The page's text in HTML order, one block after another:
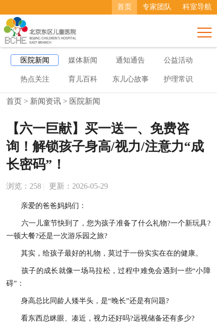
科室导航
专家团队
首页

医院新闻 媒体新闻 通知通告 公益活动
热点关注 育儿百科 东儿心故事 护理常识
首页 > 新闻资讯 > 医院新闻
【六一巨献】买一送一、免费咨
询！解锁孩子身高/视力/注意力“成
长密码”！
浏览：258 | 更新：2026-05-29
亲爱的爸爸妈妈们：
六一儿童节快到了，您为孩子准备了什么礼物?一个新玩具?
一顿大餐?还是一次游乐园之旅?
其实，给孩子最好的礼物，莫过于一份实实在在的健康。
孩子的成长就像一场马拉松，过程中难免会遇到一些“小障
碍”：
身高总比同龄人矮半头，是“晚长”还是有问题?
看东西总眯眼、凑近，视力还好吗?远视储备还有多少?